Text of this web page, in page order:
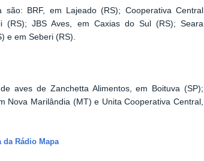
BRF, em Lajeado (RS); Cooperativa Central
(RS); JBS Aves, em Caxias do Sul (RS); Seara
e em Seberi (RS).
aves de Zanchetta Alimentos, em Boituva (SP);
Nova Marilândia (MT) e Unita Cooperativa Central,
Rádio Mapa